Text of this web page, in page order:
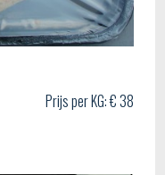
Prijs per KG: € 38